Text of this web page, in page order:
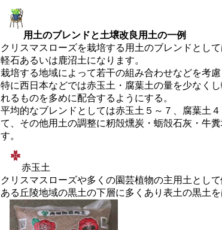
用土のブレンドと土壌改良用土の一例
クリスマスローズを栽培する用土のブレンドとし
軽石あるいは鹿沼土になります。
栽培する地域によって若干の組み合わせなどを考慮
特に西日本などでは赤玉土・腐葉土の量を少なく
れるものを多めに配合するようにする。
平均的なブレンドとしては赤玉土５～７、腐葉土
て、その他用土の調整に籾殻燻炭・蛎殻石灰・牛
す。
赤玉土
クリスマスローズや多くの園芸植物の主用土とし
ある丘陵地域の黒土の下層に多くあり表土の黒土